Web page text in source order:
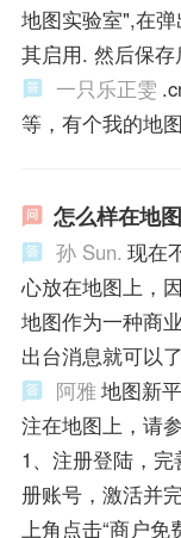
地图实验室",在
其启用. 然后保
一只乐正雯
等，有个我的地
怎么样在地
孙 Sun. 现在
心放在地图上，
地图作为一种商
出台消息就可以了
阿雅地图新
注在地图上，请
1、注册登陆，
册账号，激活并
上角点击“商户免